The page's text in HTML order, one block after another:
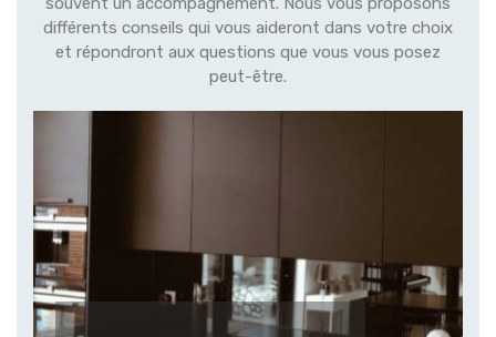
différents conseils qui vous aideront dans votre choix
et répondront aux questions que vous vous posez
peut-être.